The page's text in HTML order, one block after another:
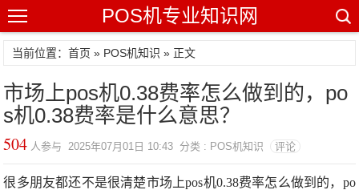
POS机专业知识网
当前位置：首页 » POS机知识 » 正文
市场上pos机0.38费率怎么做到的，po
s机0.38费率是什么意思？
504 人参与 2025年07月01日 10:43 分类 : POS机知识 评论
很多朋友都还不是很清楚市场上pos机0.38费率怎么做到的，po